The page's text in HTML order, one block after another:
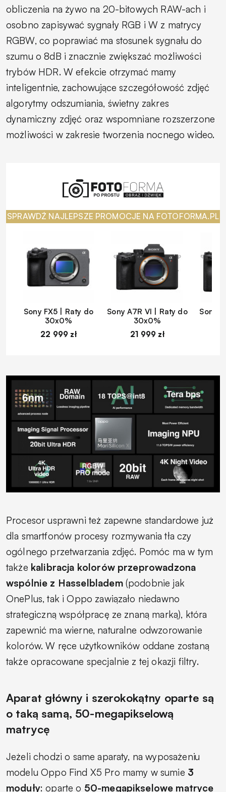
obliczenia na żywo na 20-bitowych RAW-ach i
osobno zapisywać sygnały RGB i W z matrycy
RGBW, co poprawiać ma stosunek sygnału do
szumu o 8dB i znacznie zwiększać możliwości
trybów HDR. W efekcie otrzymać mamy
inteligentnie, zachowujące szczegółowość zdjęć
algorytmy odszumiania, świetny zakres
dynamiczny zdjęć oraz wspomniane rozszerzone
możliwości w zakresie tworzenia nocnego wideo.
SPRAWDŹ NAJLEPSZE PROMOCJE NA FOTOFORMA.PL
Sony FX5 | Raty do
30x0%
22 999 zł
Sony A7R VI | Raty do
30x0%
21 999 zł
Sony
Procesor usprawni też zapewne standardowe już
dla smartfonów procesy rozmywania tła czy
ogólnego przetwarzania zdjęć. Pomóc ma w tym
także kalibracja kolorów przeprowadzona
wspólnie z Hasselbladem(podobnie jak
OnePlus, tak i Oppo zawiązało niedawno
strategiczną współpracę ze znaną marką), która
zapewnić ma wierne, naturalne odwzorowanie
kolorów. W ręce użytkowników oddane zostaną
także opracowane specjalnie z tej okazji filtry.
Aparat główny i szerokokątny oparte są
o taką samą, 50-megapikselową
matrycę
Jeżeli chodzi o same aparaty, na wyposażeniu
modelu Oppo Find X5 Pro mamy w sumie 3
moduły: oparte o 50-megapikselowe matryce